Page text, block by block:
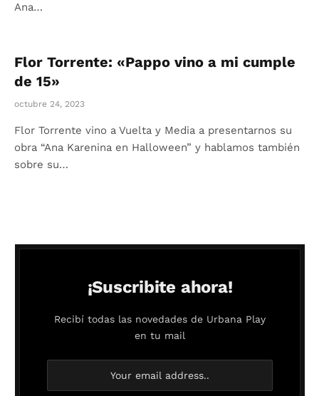
Ana…
Flor Torrente: «Pappo vino a mi cumple
de 15»
octubre 24, 2023
Flor Torrente vino a Vuelta y Media a presentarnos su
obra “Ana Karenina en Halloween” y hablamos también
sobre su…
¡Suscribite ahora!
Recibí todas las novedades de Urbana Play
en tu mail